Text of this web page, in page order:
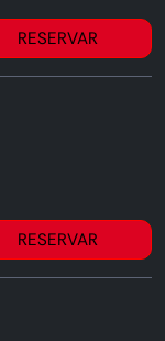
RESERVAR
RESERVAR